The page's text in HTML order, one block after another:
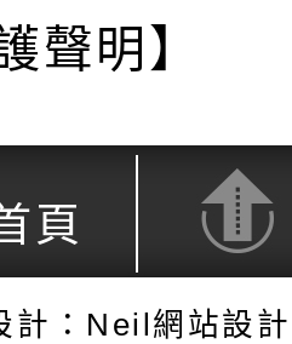
聲明】
頁
計：Neil網站設